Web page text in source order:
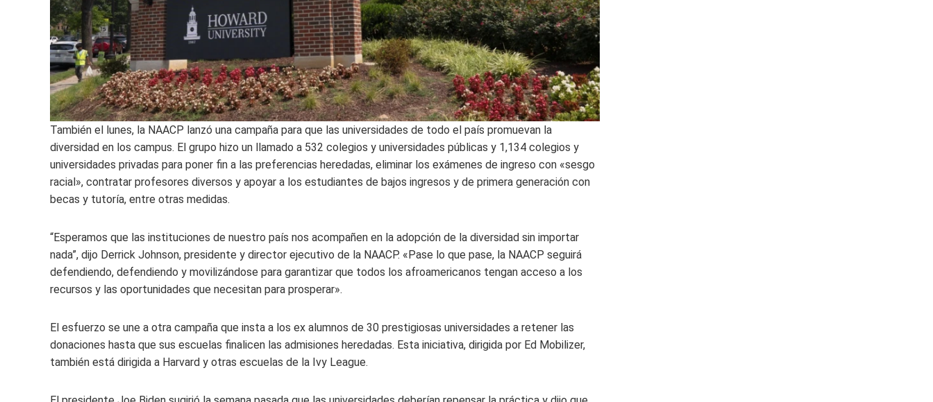
También el lunes, la NAACP lanzó una campaña para que las universidades de todo el país promuevan la
diversidad en los campus. El grupo hizo un llamado a 532 colegios y universidades públicas y 1,134 colegios y
universidades privadas para poner fin a las preferencias heredadas, eliminar los exámenes de ingreso con «sesgo
racial», contratar profesores diversos y apoyar a los estudiantes de bajos ingresos y de primera generación con
becas y tutoría, entre otras medidas.
“Esperamos que las instituciones de nuestro país nos acompañen en la adopción de la diversidad sin importar
nada”, dijo Derrick Johnson, presidente y director ejecutivo de la NAACP. «Pase lo que pase, la NAACP seguirá
defendiendo, defendiendo y movilizándose para garantizar que todos los afroamericanos tengan acceso a los
recursos y las oportunidades que necesitan para prosperar».
El esfuerzo se une a otra campaña que insta a los ex alumnos de 30 prestigiosas universidades a retener las
donaciones hasta que sus escuelas finalicen las admisiones heredadas. Esta iniciativa, dirigida por Ed Mobilizer,
también está dirigida a Harvard y otras escuelas de la Ivy League.